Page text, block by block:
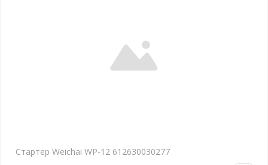
Стартер Weichai WP-12 612630030277